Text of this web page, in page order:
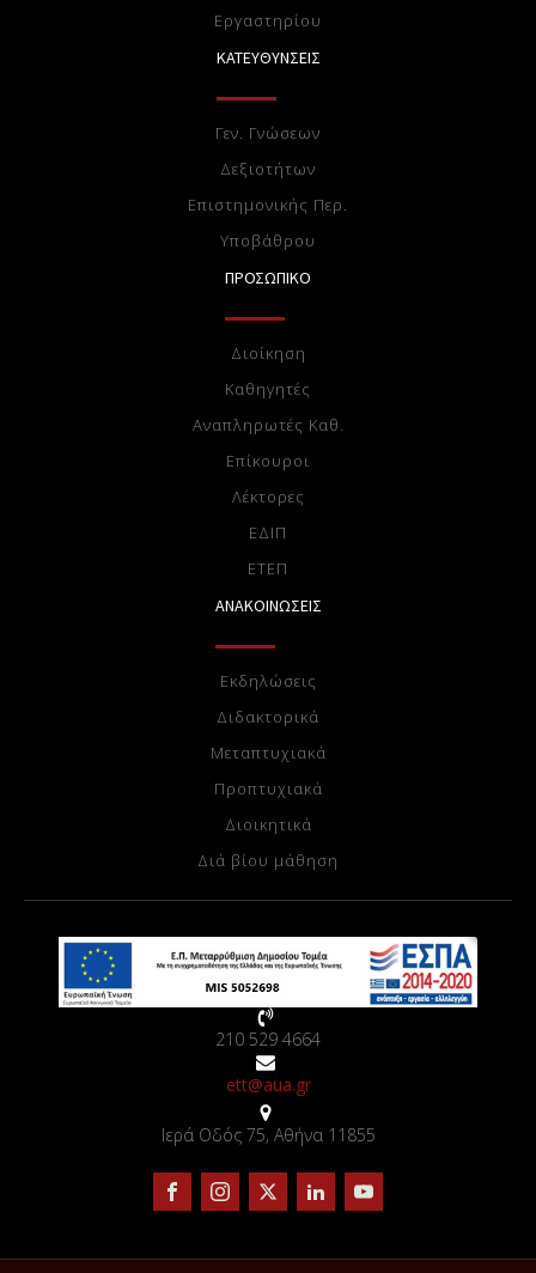
Eργαστηρίου
ΚΑΤΕΥΘΥΝΣΕΙΣ
Γεν. Γνώσεων
Δεξιοτήτων
Επιστημονικής Περ.
Υποβάθρου
ΠΡΟΣΩΠΙΚΟ
Διοίκηση
Καθηγητές
Αναπληρωτές Καθ.
Επίκουροι
Λέκτορες
ΕΔΙΠ
ΕTEΠ
ΑΝΑΚΟΙΝΩΣΕΙΣ
Εκδηλώσεις
Διδακτορικά
Μεταπτυχιακά
Προπτυχιακά
Διοικητικά
Διά βίου μάθηση
210 529 4664
ett@aua.gr
Ιερά Οδός 75, Αθήνα 11855